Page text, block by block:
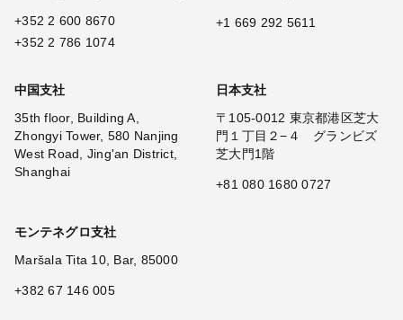
+352 2 600 8670
+352 2 786 1074
+1 669 292 5611
中国支社
35th floor, Building A,
Zhongyi Tower, 580 Nanjing
West Road, Jing'an District,
Shanghai
日本支社
〒105-0012 東京都港区芝大
門１丁目２−４ グランビズ
芝大門1階
+81 080 1680 0727
モンテネグロ支社
Maršala Tita 10, Bar, 85000
+382 67 146 005